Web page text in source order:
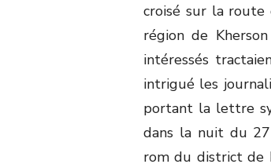
croisé sur la route
région de
intéressés
intrigué les
portant la lettre
dans la nuit du
rom du district de